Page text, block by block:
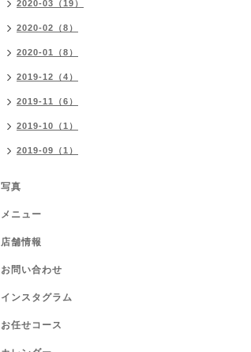
2020-03（19）
2020-02（8）
2020-01（8）
2019-12（4）
2019-11（6）
2019-10（1）
2019-09（1）
写真
メニュー
店舗情報
お問い合わせ
インスタグラム
お任せコース